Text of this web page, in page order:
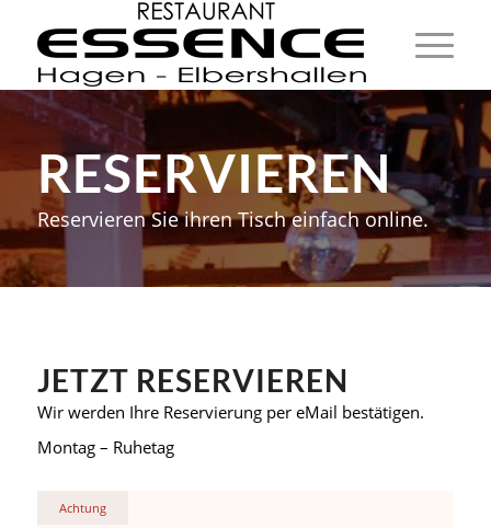
RESERVIEREN
Reservieren Sie ihren Tisch einfach online.
JETZT RESERVIEREN
Wir werden Ihre Reservierung per eMail bestätigen.
Montag – Ruhetag
Achtung